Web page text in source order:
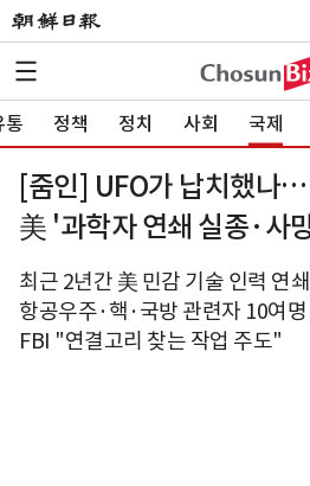
통 정책 정치 사회 국제
[줌인] UFO가 납치했나
美 '과학자 연쇄 실종·사
최근 2년간 美 민감 기술 인력 연
항공우주·핵·국방 관련자 10여
FBI "연결고리 찾는 작업 주도"